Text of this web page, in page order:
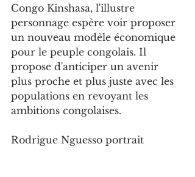
Congo Kinshasa, l'illustre
personnage espère voir proposer
un nouveau modèle économique
pour le peuple congolais. Il
propose d'anticiper un avenir
plus proche et plus juste avec les
populations en revoyant les
ambitions congolaises.
Rodrigue Nguesso portrait